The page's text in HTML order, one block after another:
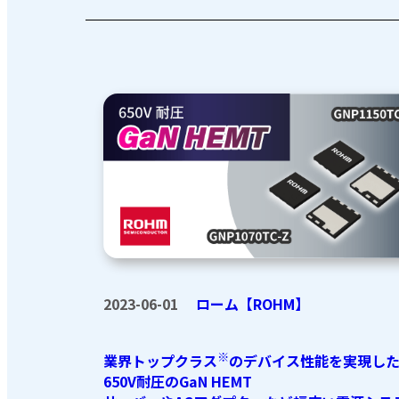
2023-06-01 ローム【ROHM】
業界トップクラス※のデバイス性能を実現した
650V耐圧のGaN HEMT